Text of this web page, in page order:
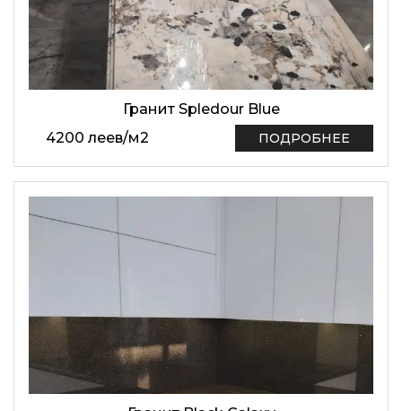
Гранит Spledour Blue
4200 леев/м2 ПОДРОБНЕЕ